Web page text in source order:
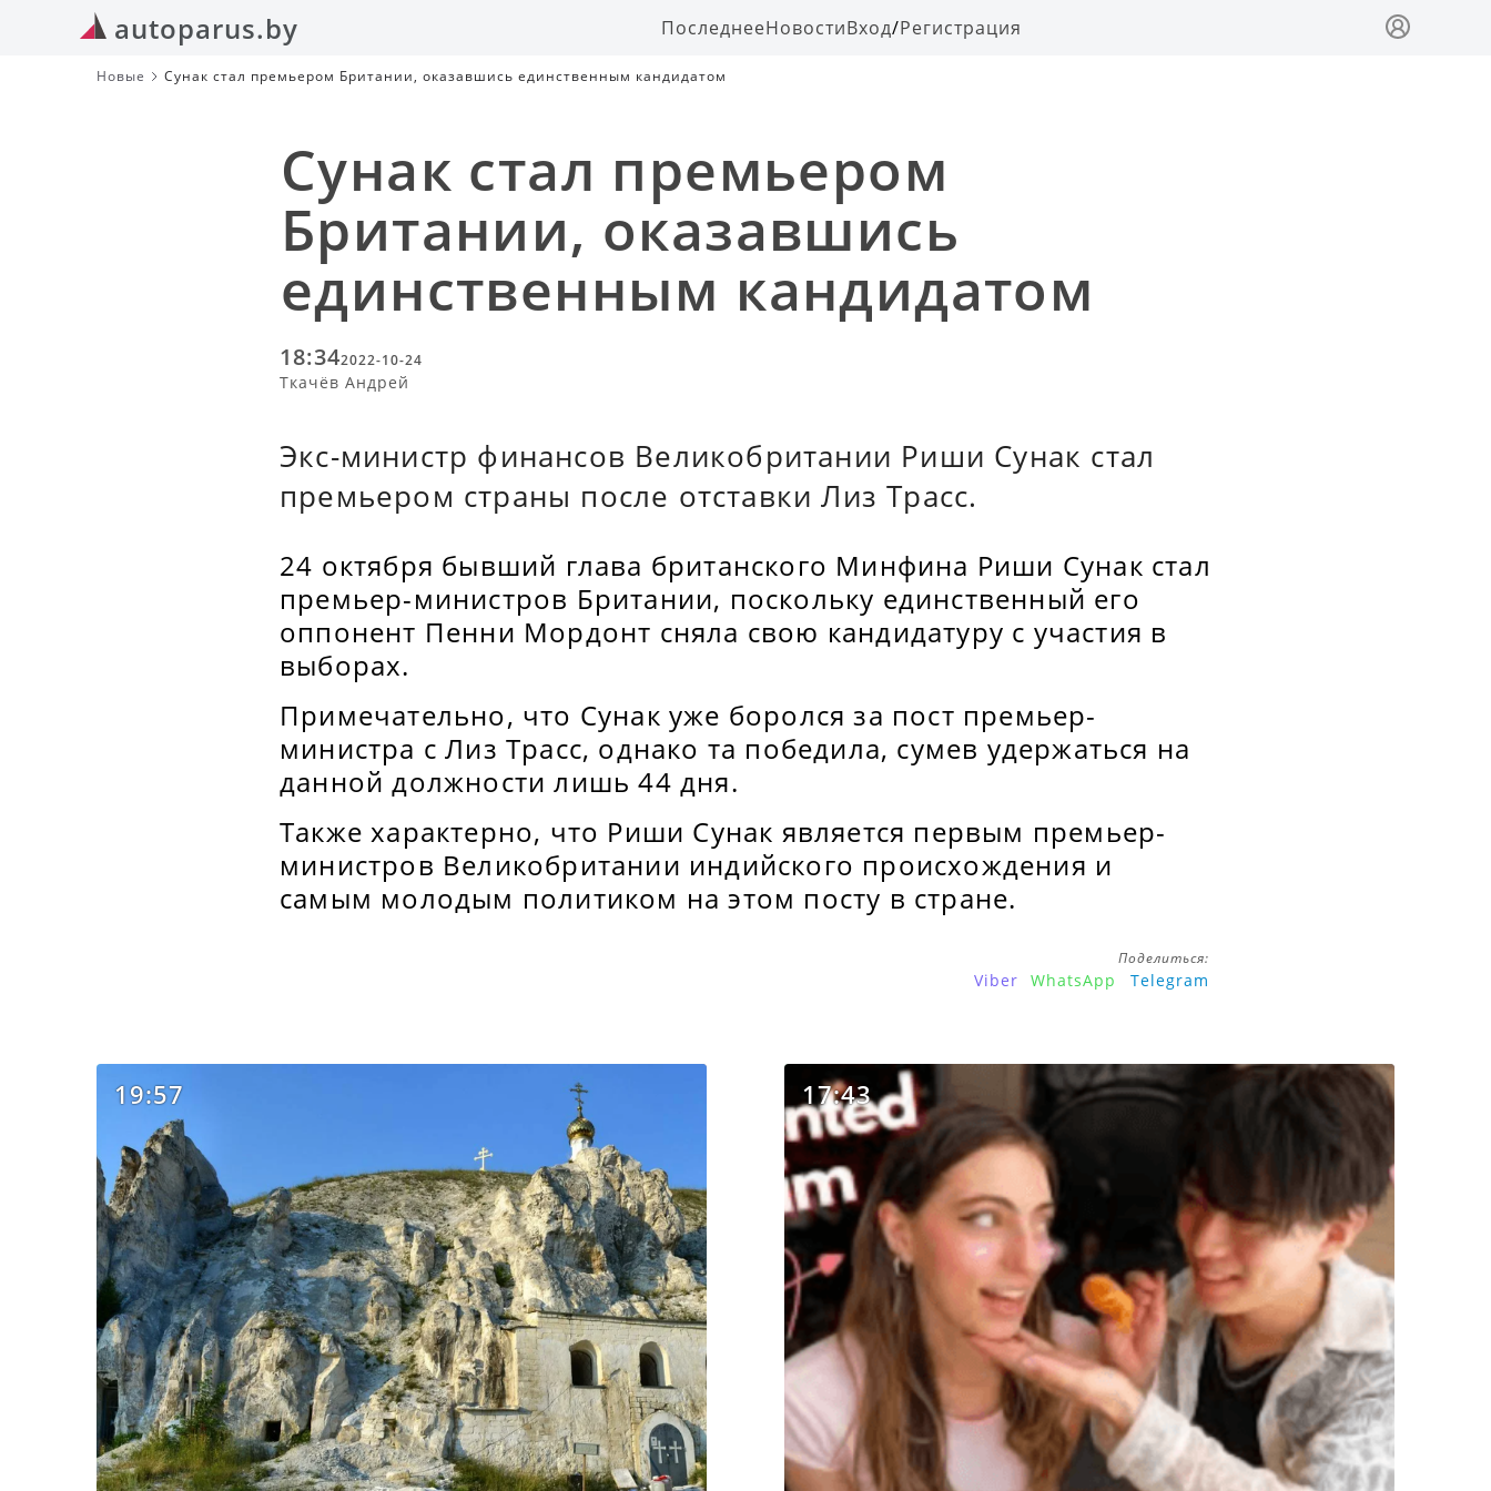
autoparus.by ПоследнееНовостиВход/Регистрация
Новые Сунак стал премьером Британии, оказавшись единственным кандидатом
Сунак стал премьером
Британии, оказавшись
единственным кандидатом
18:342022-10-24
Ткачёв Андрей
Экс-министр финансов Великобритании Риши Сунак стал
премьером страны после отставки Лиз Трасс.
24 октября бывший глава британского Минфина Риши Сунак стал
премьер-министров Британии, поскольку единственный его
оппонент Пенни Мордонт сняла свою кандидатуру с участия в
выборах.
Примечательно, что Сунак уже боролся за пост премьер-
министра с Лиз Трасс, однако та победила, сумев удержаться на
данной должности лишь 44 дня.
Также характерно, что Риши Сунак является первым премьер-
министров Великобритании индийского происхождения и
самым молодым политиком на этом посту в стране.
Поделиться:
Viber WhatsApp Telegram
19:57 17:43